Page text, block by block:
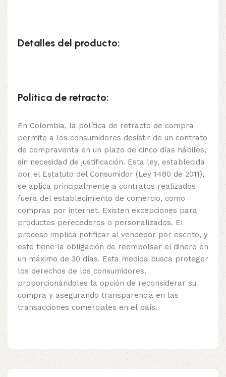
Detalles del producto:
Política de retracto:
En Colombia, la política de retracto de compra
permite a los consumidores desistir de un contrato
de compraventa en un plazo de cinco días hábiles,
sin necesidad de justificación. Esta ley, establecida
por el Estatuto del Consumidor (Ley 1480 de 2011),
se aplica principalmente a contratos realizados
fuera del establecimiento de comercio, como
compras por internet. Existen excepciones para
productos perecederos o personalizados. El
proceso implica notificar al vendedor por escrito, y
este tiene la obligación de reembolsar el dinero en
un máximo de 30 días. Esta medida busca proteger
los derechos de los consumidores,
proporcionándoles la opción de reconsiderar su
compra y asegurando transparencia en las
transacciones comerciales en el país.